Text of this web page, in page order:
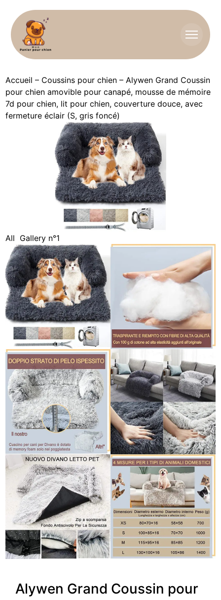
Accueil – Coussins pour chien –Alywen Grand Coussin
pour chien amovible pour canapé, mousse de mémoire
7d pour chien, lit pour chien, couverture douce, avec
fermeture éclair (S, gris foncé)
All Gallery n°1
Alywen Grand Coussin pour